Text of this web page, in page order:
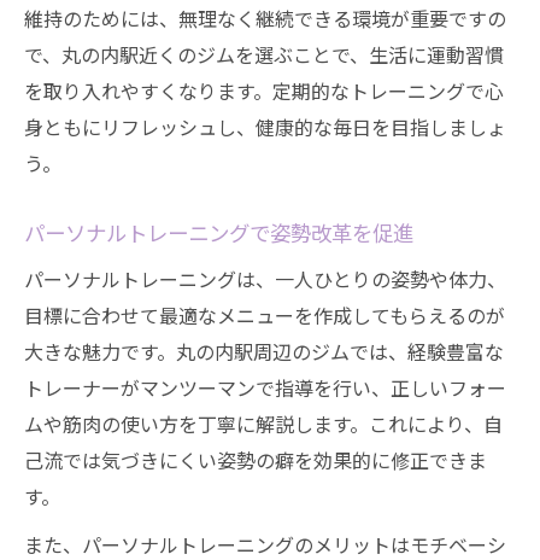
維持のためには、無理なく継続できる環境が重要ですの
で、丸の内駅近くのジムを選ぶことで、生活に運動習慣
を取り入れやすくなります。定期的なトレーニングで心
身ともにリフレッシュし、健康的な毎日を目指しましょ
う。
パーソナルトレーニングで姿勢改革を促進
パーソナルトレーニングは、一人ひとりの姿勢や体力、
目標に合わせて最適なメニューを作成してもらえるのが
大きな魅力です。丸の内駅周辺のジムでは、経験豊富な
トレーナーがマンツーマンで指導を行い、正しいフォー
ムや筋肉の使い方を丁寧に解説します。これにより、自
己流では気づきにくい姿勢の癖を効果的に修正できま
す。
また、パーソナルトレーニングのメリットはモチベーシ